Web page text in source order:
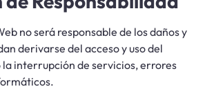
no será responsable de los daños y
derivarse del acceso y uso del
la interrupción de servicios, errores